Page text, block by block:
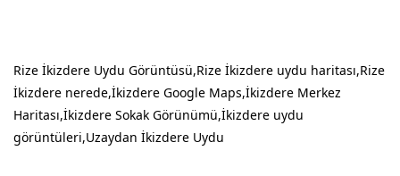
Rize İkizdere Uydu Görüntüsü,Rize İkizdere uydu haritası,Rize
İkizdere nerede,İkizdere Google Maps,İkizdere Merkez
Haritası,İkizdere Sokak Görünümü,İkizdere uydu
görüntüleri,Uzaydan İkizdere Uydu